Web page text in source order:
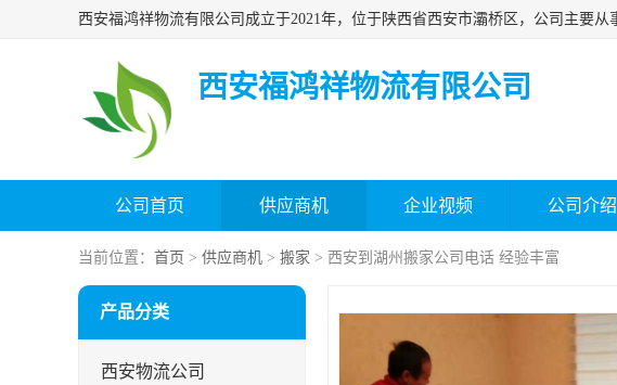
西安福鸿祥物流有限公司
公司首页 供应商机 企业视频 公司介绍
当前位置： 首页 > 供应商机 > 搬家 > 西安到湖州搬家公司电话 经验丰富
产品分类
西安物流公司